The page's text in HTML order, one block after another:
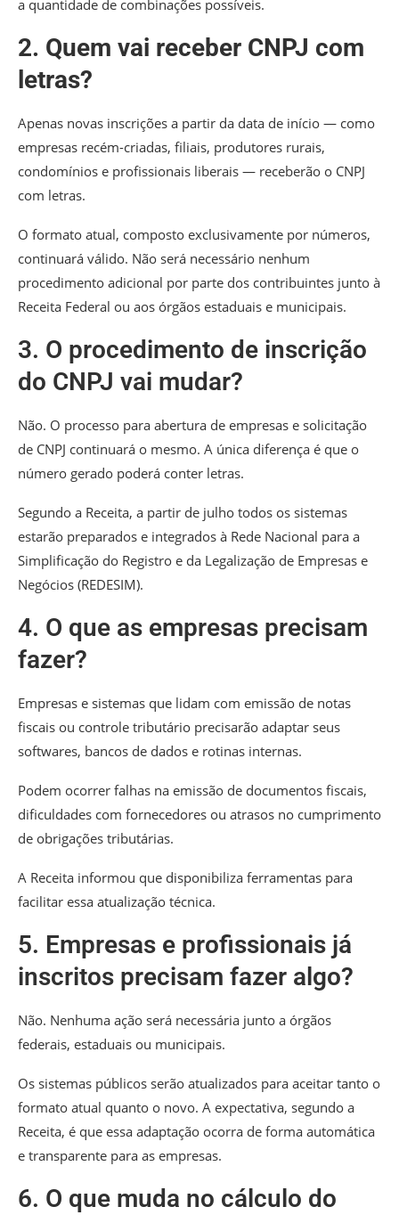
a quantidade de combinações possíveis.
2. Quem vai receber CNPJ com
letras?
Apenas novas inscrições a partir da data de início — como
empresas recém-criadas, filiais, produtores rurais,
condomínios e profissionais liberais — receberão o CNPJ
com letras.
O formato atual, composto exclusivamente por números,
continuará válido. Não será necessário nenhum
procedimento adicional por parte dos contribuintes junto à
Receita Federal ou aos órgãos estaduais e municipais.
3. O procedimento de inscrição
do CNPJ vai mudar?
Não. O processo para abertura de empresas e solicitação
de CNPJ continuará o mesmo. A única diferença é que o
número gerado poderá conter letras.
Segundo a Receita, a partir de julho todos os sistemas
estarão preparados e integrados à Rede Nacional para a
Simplificação do Registro e da Legalização de Empresas e
Negócios (REDESIM).
4. O que as empresas precisam
fazer?
Empresas e sistemas que lidam com emissão de notas
fiscais ou controle tributário precisarão adaptar seus
softwares, bancos de dados e rotinas internas.
Podem ocorrer falhas na emissão de documentos fiscais,
dificuldades com fornecedores ou atrasos no cumprimento
de obrigações tributárias.
A Receita informou que disponibiliza ferramentas para
facilitar essa atualização técnica.
5. Empresas e profissionais já
inscritos precisam fazer algo?
Não. Nenhuma ação será necessária junto a órgãos
federais, estaduais ou municipais.
Os sistemas públicos serão atualizados para aceitar tanto o
formato atual quanto o novo. A expectativa, segundo a
Receita, é que essa adaptação ocorra de forma automática
e transparente para as empresas.
6. O que muda no cálculo do